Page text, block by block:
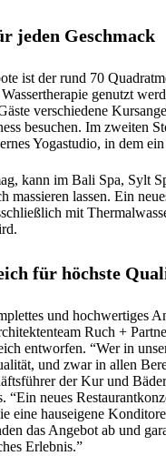
jeden Geschmack
ist der rund 70
genutzt
verschiedene
besuchen. Im zweiten
Yogastudio, in dem
kann im Bali Spa, Sylt
massieren lassen. Ein
mit
für höchste
und hochwertiges
Ruch +
entworfen. “Wer in
und zwar in allen
der Kur und
“Ein neues
eine hauseigene
das Angebot ab und
Erlebnis.”